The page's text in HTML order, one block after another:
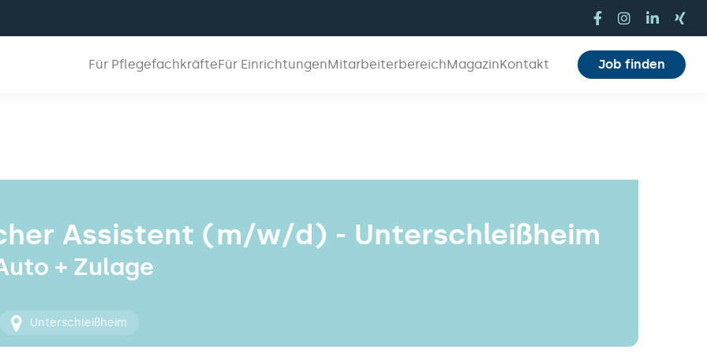
Für PflegefachkräfteFür EinrichtungenMitarbeiterbereichMagazinKontakt Job finden
Assistent (m/w/d) - Unterschleißheim
+ Zulage
Unterschleißheim